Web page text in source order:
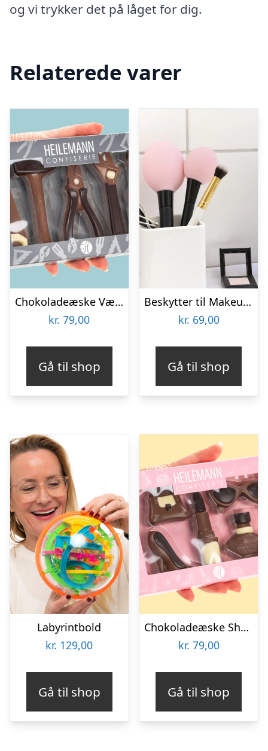
og vi trykker det på låget for dig.
Relaterede varer
Chokoladeæske Værktøj
kr. 79,00
Gå til shop
Beskytter til Makeupbørster 3-pak
kr. 69,00
Gå til shop
Labyrintbold
kr. 129,00
Gå til shop
Chokoladeæske Shopping
kr. 79,00
Gå til shop